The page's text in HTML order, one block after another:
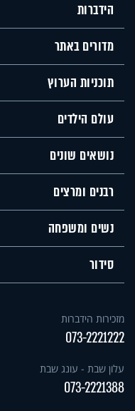
הידברות
מדורים באתר
תוכניות הערוץ
עולם הילדים
נושאים שונים
רבנים ומרצים
נשים ומשפחה
סידור
מזכירות הידברות
073-2221222
עלון שבת - עונג שבת
073-2221388